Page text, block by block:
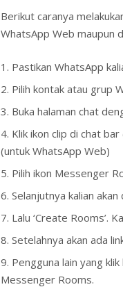
Berikut caranya
WhatsApp Web maupun
Pastikan WhatsApp
Pilih kontak atau grup
Buka halaman chat
Klik ikon clip di chat
(untuk WhatsApp Web)
Pilih ikon Messenger
Selanjutnya kalian
Lalu ‘Create Rooms’.
Setelahnya akan ada
Pengguna lain yang
Messenger Rooms.